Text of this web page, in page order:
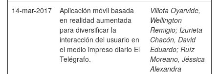
14-mar-2017
Aplicación móvil basada
en realidad aumentada
para diversificar la
interacción del usuario en
el medio impreso diario El
Telégrafo.
Villota Oyarvide,
Wellington
Remigio; Izurieta
Chacón, David
Eduardo; Ruíz
Moreano, Jéssica
Alexandra